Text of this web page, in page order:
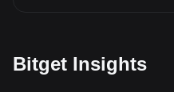
Bitget Insights